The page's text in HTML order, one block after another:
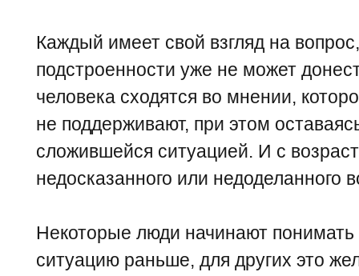
Каждый имеет свой взгляд на
подстроенности уже не может
человека сходятся во мнении,
не поддерживают, при этом
сложившейся ситуацией. И с
недосказанного или недоделанного
Некоторые люди начинают
ситуацию раньше, для других это